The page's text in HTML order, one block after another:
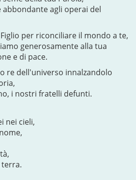
abbondante agli operai del
per riconciliare il mondo a te,
generosamente alla tua
e di pace.
re dell'universo innalzandolo
i nostri fratelli defunti.
nei cieli,
terra.